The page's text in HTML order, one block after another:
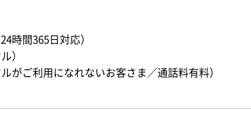
時間365日対応）
）
がご利用になれないお客さま／通話料有料）